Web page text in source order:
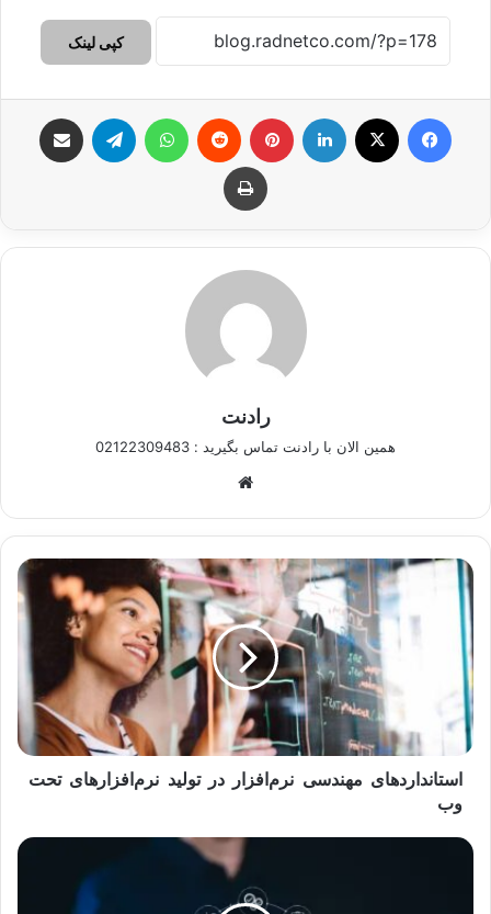
کپی لینک
فیس بوک لینکدین ‫پین‌ترست ‫رددیت تلگرام
چاپ
رادنت
همین الان با رادنت تماس بگیرید : 02122309483
استانداردهای
مهندسی
نرم‌افزار
در
تولید
نرم‌افزارهای
تحت
وب
استانداردهای مهندسی نرم‌افزار در تولید نرم‌افزارهای تحت
وب
دانلود